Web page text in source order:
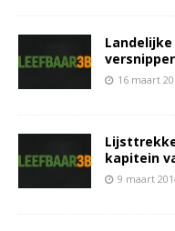
16 maart
kapitein
9 maart